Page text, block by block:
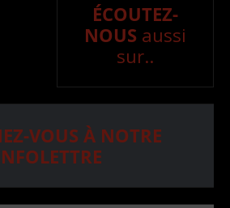
ÉCOUTEZ-
NOUS aussi
sur..
VOUS À NOTRE